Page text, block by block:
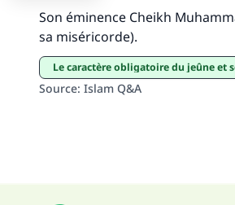
Son éminence Cheikh
sa miséricorde).
Le caractère obligatoire du jeûne et
Source: Islam Q&A